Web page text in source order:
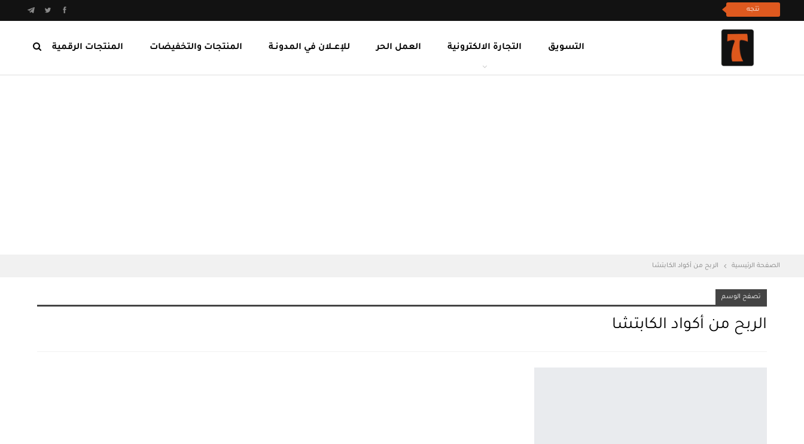
تتجه
المنتجات الرقمية المنتجات والتخفيضات للإعــلان في المدونـة العمل الحر التجارة الالكترونية التسويق
الصفحة الرئيسية الربح من أكواد الكابتشا
تصفح الوسم
الربح من أكواد الكابتشا